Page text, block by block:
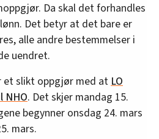
Da skal det forhandles
Det betyr at det bare er
alle andre bestemmelser i
uendret.
slikt oppgjør med at LO
NHO. Det skjer mandag 15.
begynner onsdag 24. mars
mars.